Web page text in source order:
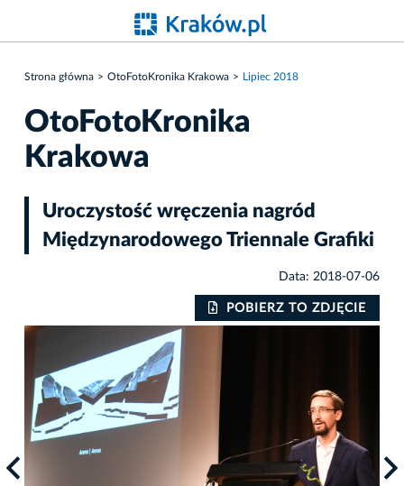
Strona główna OtoFotoKronika Krakowa Lipiec 2018
OtoFotoKronika
Krakowa
Uroczystość wręczenia nagród
Międzynarodowego Triennale Grafiki
Data: 2018-07-06
POBIERZ TO ZDJĘCIE